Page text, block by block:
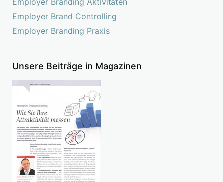
Employer Brand Controlling
Employer Branding Praxis
Unsere Beiträge in Magazinen